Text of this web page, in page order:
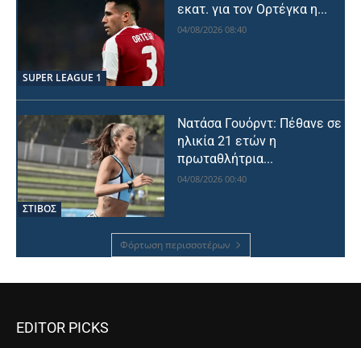
SUPER LEAGUE 1
εκατ. για τον Ορτέγκα η...
04/08/2026 08:40
ΣΤΙΒΟΣ
Νατάσα Γουόρντ: Πέθανε σε
ηλικία 21 ετών η
πρωταθλήτρια...
04/08/2026 00:40
Φόρτωση περισσοτέρων
EDITOR PICKS